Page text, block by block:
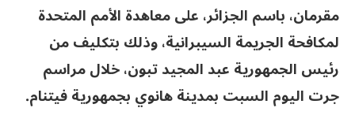
مقرمان، باسم الجزائر، على معاهدة الأمم المتحدة
لمكافحة الجريمة السيبرانية، وذلك بتكليف من
رئيس الجمهورية عبد المجيد تبون، خلال مراسم
جرت اليوم السبت بمدينة هانوي بجمهورية فيتنام.